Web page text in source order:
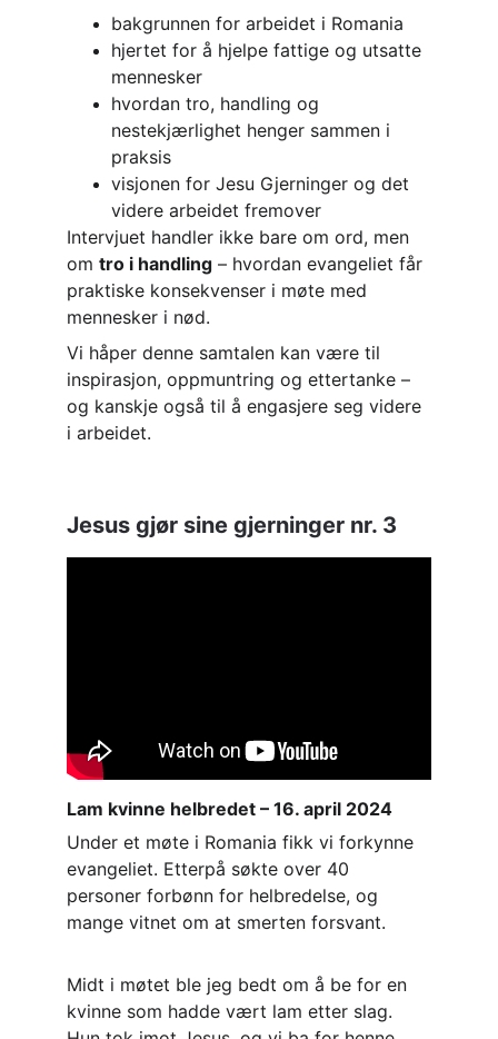
bakgrunnen for arbeidet i Romania
hjertet for å hjelpe fattige og utsatte
mennesker
hvordan tro, handling og
nestekjærlighet henger sammen i
praksis
visjonen for Jesu Gjerninger og det
videre arbeidet fremover
Intervjuet handler ikke bare om ord, men
om tro i handling – hvordan evangeliet får
praktiske konsekvenser i møte med
mennesker i nød.
Vi håper denne samtalen kan være til
inspirasjon, oppmuntring og ettertanke –
og kanskje også til å engasjere seg videre
i arbeidet.
Lam kvinne helbredet – 16. april 2024
Under et møte i Romania fikk vi forkynne
evangeliet. Etterpå søkte over 40
personer forbønn for helbredelse, og
mange vitnet om at smerten forsvant.
Midt i møtet ble jeg bedt om å be for en
kvinne som hadde vært lam etter slag.
Jesus gjør sine gjerninger nr. 3